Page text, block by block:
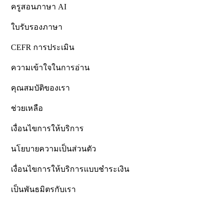
ครูสอนภาษา AI
ใบรับรองภาษา
CEFR การประเมิน
ความเข้าใจในการอ่าน
คุณสมบัติของเรา
ช่วยเหลือ
เงื่อนไขการให้บริการ
นโยบายความเป็นส่วนตัว
เงื่อนไขการให้บริการแบบชำระเงิน
เป็นพันธมิตรกับเรา